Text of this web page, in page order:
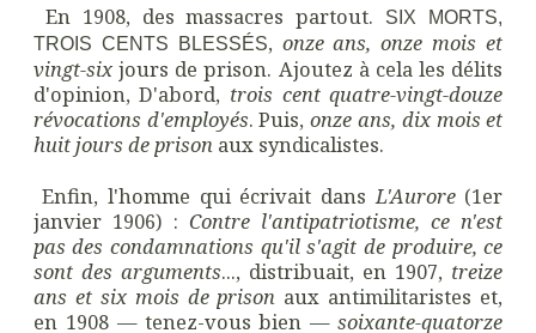
En 1908, des massacres partout.
SIX MORTS,
TROIS CENTS BLESSÉS, onze ans, onze mois et
vingt-sixjours de prison. Ajoutez à cela les délits
d'opinion, D'abord, trois cent quatre-vingt-douze
révocations d'employés. Puis,onze ans, dix mois et
huit jours de prisonaux syndicalistes.
Enfin, l'homme qui écrivait dansL'Aurore(1er
janvier 1906) : Contre l'antipatriotisme, ce n'est
pas des condamnations qu'il s'agit de produire, ce
sont des arguments..., distribuait, en 1907, treize
ans et six mois de prison aux antimilitaristes et,
en 1908 — tenez-vous bien —soixante-quatorze